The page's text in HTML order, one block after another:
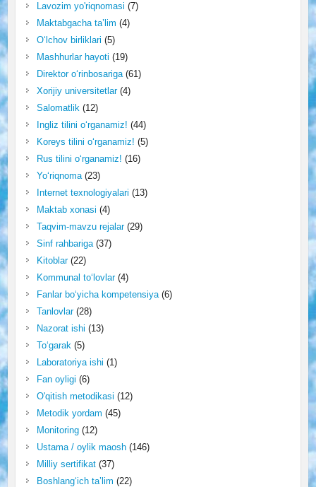
Lavozim yo'riqnomasi (7)
Maktabgacha ta’lim (4)
O‘lchov birliklari (5)
Mashhurlar hayoti (19)
Direktor o‘rinbosariga(61)
Xorijiy universitetlar(4)
Salomatlik(12)
Ingliz tilini o‘rganamiz! (44)
Koreys tilini o‘rganamiz! (5)
Rus tilini o‘rganamiz! (16)
Yo‘riqnoma(23)
Internet texnologiyalari (13)
Maktab xonasi (4)
Taqvim-mavzu rejalar(29)
Sinf rahbariga(37)
Kitoblar(22)
Kommunal to‘lovlar(4)
Fanlar bo‘yicha kompetensiya(6)
Tanlovlar(28)
Nazorat ishi (13)
To‘garak(5)
Laboratoriya ishi (1)
Fan oyligi (6)
O'qitish metodikasi (12)
Metodik yordam (45)
Monitoring(12)
Ustama / oylik maosh(146)
Milliy sertifikat(37)
Boshlang‘ich ta’lim (22)